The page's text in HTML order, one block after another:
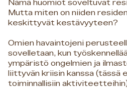
Nämä huomiot soveltuvat
Mutta miten on niiden
keskittyvät kestävyyteen?
Omien havaintojeni
sovelletaan, kun
ympäristö ongelmien ja
liittyvän kriisin kanssa (tässä
toiminnallisiin